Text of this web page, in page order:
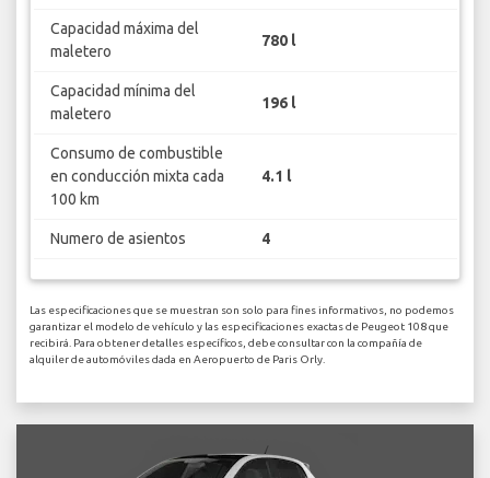
Capacidad máxima del
maletero
780 l
Capacidad mínima del
maletero
196 l
Consumo de combustible
en conducción mixta cada
100 km
4.1 l
Numero de asientos 4
Las especificaciones que se muestran son solo para fines informativos, no podemos
garantizar el modelo de vehículo y las especificaciones exactas de Peugeot 108 que
recibirá. Para obtener detalles específicos, debe consultar con la compañía de
alquiler de automóviles dada en Aeropuerto de Paris Orly.